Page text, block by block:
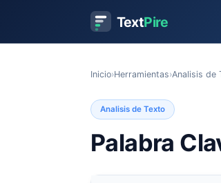
TextPire
Inicio›Herramientas›Analisis de
Analisis de Texto
Palabra